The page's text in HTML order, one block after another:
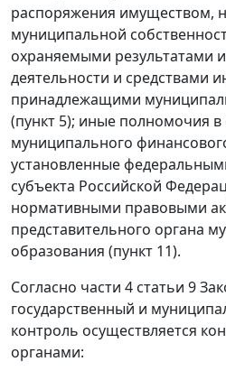
распоряжения имуществом,
муниципальной
охраняемыми результатами
деятельности и средствами
принадлежащими
(пункт 5); иные полномочия
муниципального
установленные
субъекта Российской
нормативными правовыми
представительного органа
образования (пункт 11).
Согласно части 4 статьи 9
государственный и
контроль осуществляется
органами: